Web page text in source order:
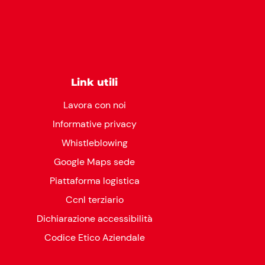
Link utili
Lavora con noi
Informative privacy
Whistleblowing
Google Maps sede
Piattaforma logistica
Ccnl terziario
Dichiarazione accessibilità
Codice Etico Aziendale